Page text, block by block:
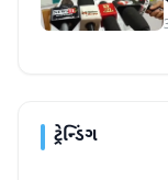
ટ્રેન્ડિંગ